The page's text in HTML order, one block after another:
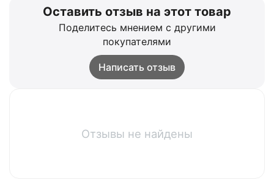
Оставить отзыв на этот товар
Поделитесь мнением с другими
покупателями
Написать отзыв
Отзывы не найдены